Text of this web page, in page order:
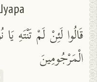
قَالُوا لَئِنْ لَمْ تَنْتَهِ
الْمَرْجُومِينَ